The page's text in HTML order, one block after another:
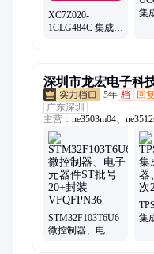
XC7Z020-
1CLG484C 集成电
21+
集
深圳市龙宏电子科
5年 档 回
广东深圳
主营： ne3503m04、
lt8410edc、保险丝、比较
码器、thvd1500d、
opa4172id、连接器、
管、hsmm-c170、
STM32F103T6U6
微控制器、电子
集